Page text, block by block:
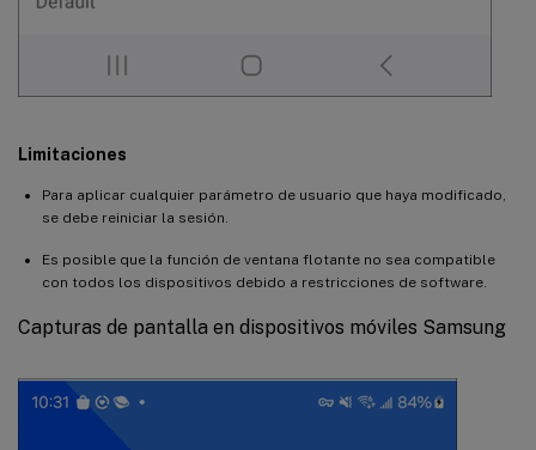
Limitaciones
Para aplicar cualquier parámetro de usuario que haya modificado,
se debe reiniciar la sesión.
Es posible que la función de ventana flotante no sea compatible
con todos los dispositivos debido a restricciones de software.
Capturas de pantalla en dispositivos móviles Samsung